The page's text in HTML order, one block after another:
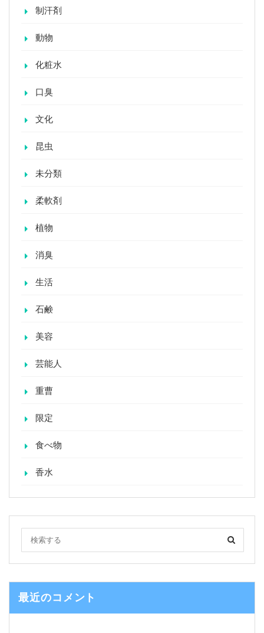
制汗剤
動物
化粧水
口臭
文化
昆虫
未分類
柔軟剤
植物
消臭
生活
石鹸
美容
芸能人
重曹
限定
食べ物
香水
最近のコメント